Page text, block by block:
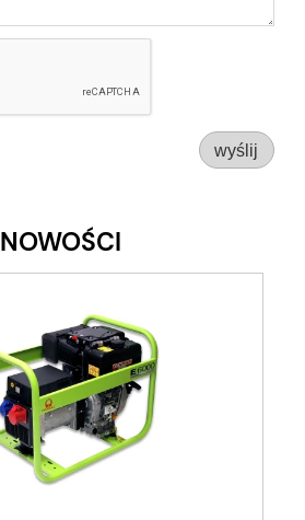
wyślij
NOWOŚCI